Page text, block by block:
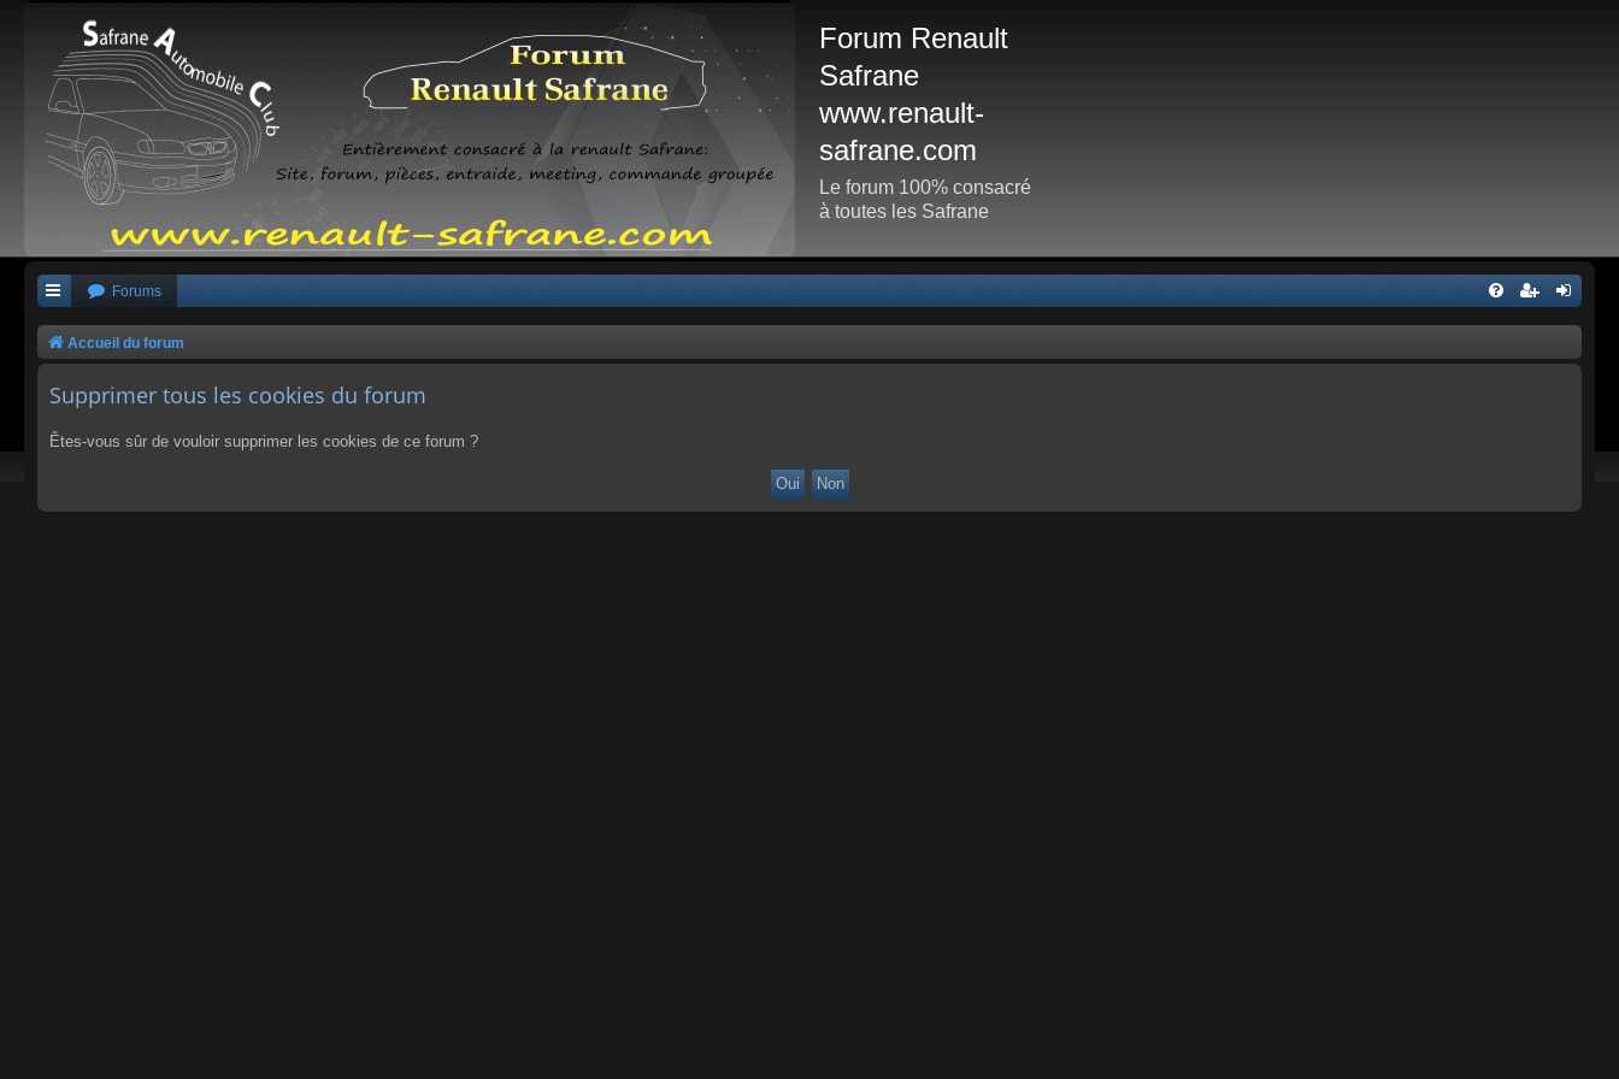
Forum Renault
Safrane
www.renault-
safrane.com
Le forum 100% consacré
à toutes les Safrane
Forums
Accueil du forum
Supprimer tous les cookies du forum
Êtes-vous sûr de vouloir supprimer les cookies de ce forum ?